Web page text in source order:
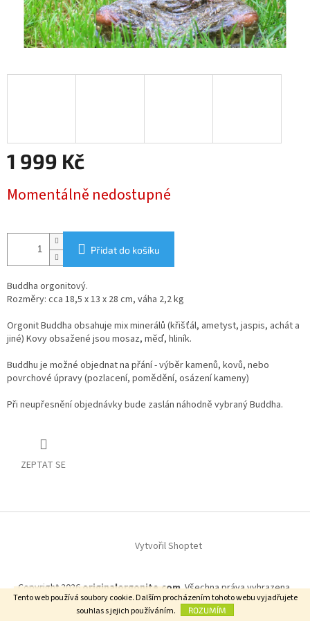
Tento web používá soubory cookie. Dalším procházením tohoto webu vyjadřujete
souhlas s jejich používáním.
ROZUMÍM
Nechť jsou všechny bytosti šťastny.
1 999 Kč
cena:
Momentálně nedostupné
Přidat do košíku
Buddha orgonitový.
Rozměry: cca 18,5 x 13 x 28 cm, váha 2,2 kg
Orgonit Buddha obsahuje mix minerálů (křišťál, ametyst, jaspis, achát a
jiné) Kovy obsažené jsou mosaz, měď, hliník.
Buddhu je možné objednat na přání - výběr kamenů, kovů, nebo
povrchové úpravy (pozlacení, pomědění, osázení kameny)
Při neupřesnění objednávky bude zaslán náhodně vybraný Buddha.
ZEPTAT SE
Vytvořil Shoptet
Copyright 2026originalorgonite.com. Všechna práva vyhrazena.